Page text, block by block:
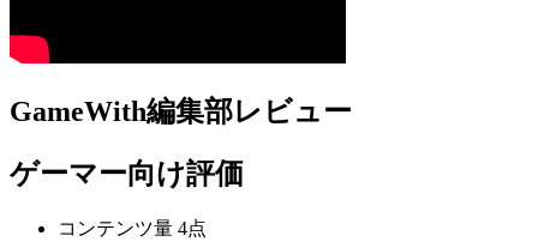
GameWith編集部レビュー
ゲーマー向け評価
コンテンツ量 4点